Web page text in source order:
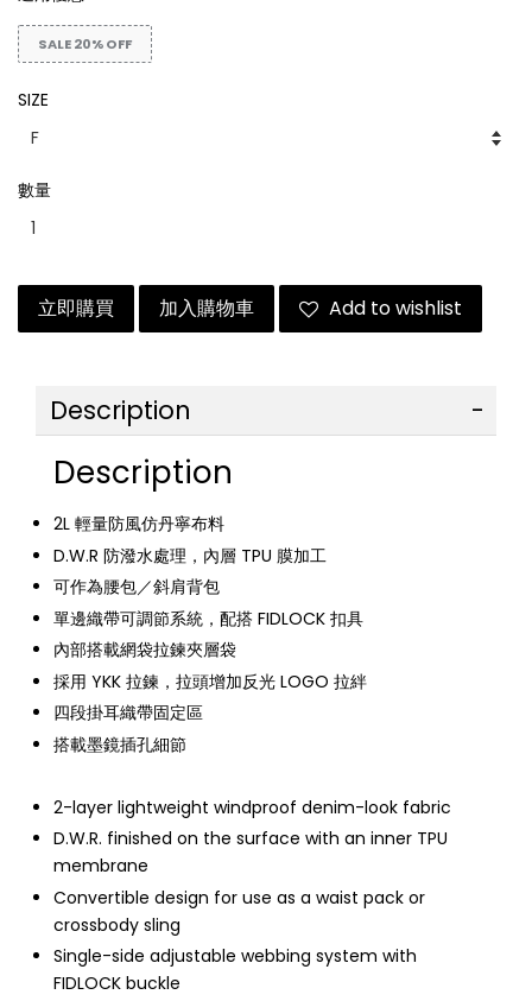
SALE 20% OFF
SIZE
數量
立即購買 加入購物車 Add to wishlist
Description
Description
2L 輕量防風仿丹寧布料
D.W.R 防潑水處理，內層 TPU 膜加工
可作為腰包／斜肩背包
單邊織帶可調節系統，配搭 FIDLOCK 扣具
內部搭載網袋拉鍊夾層袋
採用 YKK 拉鍊，拉頭增加反光 LOGO 拉絆
四段掛耳織帶固定區
搭載墨鏡插孔細節
2-layer lightweight windproof denim-look fabric
D.W.R. finished on the surface with an inner TPU
membrane
Convertible design for use as a waist pack or
crossbody sling
Single-side adjustable webbing system with
FIDLOCK buckle